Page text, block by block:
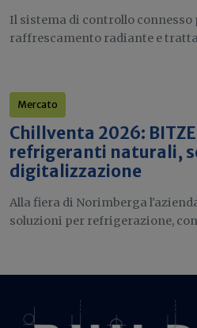
Il sistema di controllo
raffrescamento radiante e
Mercato
Chillventa 2026:
refrigeranti naturali,
digitalizzazione
Alla fiera di Norimberga
soluzioni per refrigerazione,